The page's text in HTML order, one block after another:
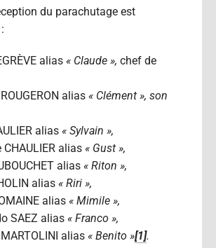
du parachutage est
alias « Claude », chef de
alias « Clément », son
alias « Sylvain »,
alias « Gust »,
alias « Riton »,
alias « Riri »,
alias « Mimile »,
SAEZ alias « Franco »,
alias « Benito »[1].